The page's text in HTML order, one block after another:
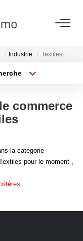
Vente
Bien À L'achat
Industrie Textiles
commerce
la catégorie
pour le moment ,